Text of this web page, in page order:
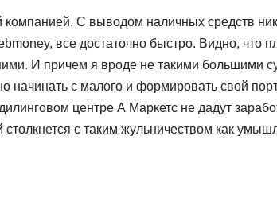
компанией. С выводом наличных средств
все достаточно быстро. Видно, что
И причем я вроде не такими большими
начинать с малого и формировать свой
центре А Маркетс не дадут
с таким жульничеством как